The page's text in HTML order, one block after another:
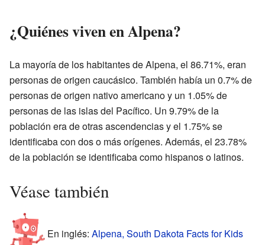
¿Quiénes viven en Alpena?
La mayoría de los habitantes de Alpena, el 86.71%, eran
personas de origen caucásico. También había un 0.7% de
personas de origen nativo americano y un 1.05% de
personas de las islas del Pacífico. Un 9.79% de la
población era de otras ascendencias y el 1.75% se
identificaba con dos o más orígenes. Además, el 23.78%
de la población se identificaba como hispanos o latinos.
Véase también
En inglés: Alpena, South Dakota Facts for Kids